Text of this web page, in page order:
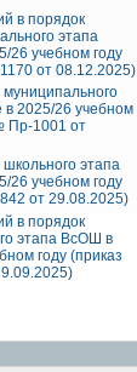
в порядок
этапа
26 учебном году
от 08.12.2025)
2025/26 учебном
Пр-1001 от
этапа
26 учебном году
от 29.08.2025)
в порядок
этапа ВсОШ в
году (приказ